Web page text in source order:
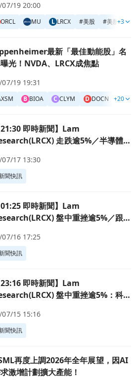
ORCL MU L LRCX #美股 #美股新聞快
+3
07/19 20:00
「最佳動能股」名單曝光！NVDA、
最新「最佳動能股」名
光！NVDA、LRCX成焦點
B BIOA C CLYM D DOCN D
+20
19 19:31
Lam Research(LRCX) 走跌逾5%／
21:30 即時新聞】Lam
走跌逾5%／半導體獲
聞快訊
07/17 13:30
Lam Research(LRCX) 盤中重挫逾
01:25 即時新聞】Lam
盤中重挫逾5%／跟隨
聞快訊
07/16 17:25
Lam Research(LRCX) 盤中重挫逾
23:16 即時新聞】Lam
盤中重挫逾5%：科技
聞快訊
07/15 15:16
年全年展望，因AI需求激增計劃擴
再度上調2026年全年展望，因AI
激增計劃擴大產能！